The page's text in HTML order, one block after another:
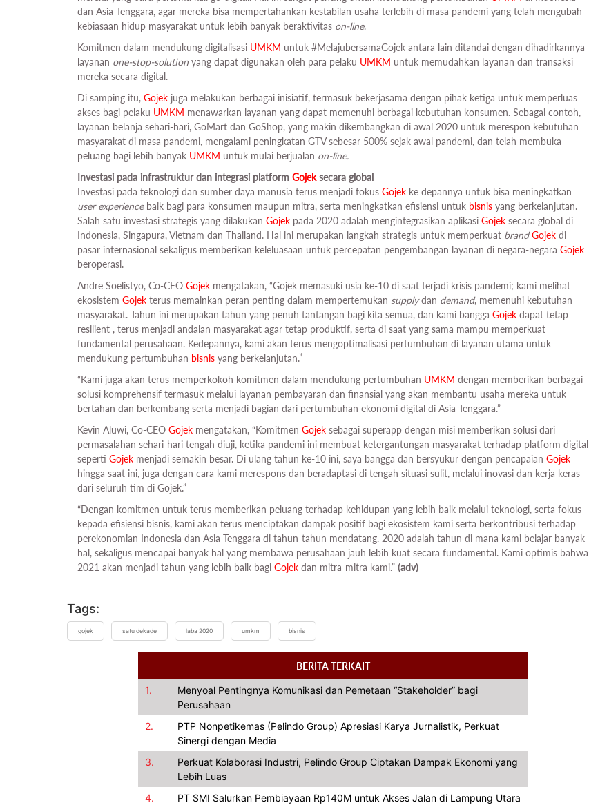
dan Asia Tenggara, agar mereka bisa mempertahankan kestabilan usaha terlebih di masa pandemi yang telah mengubah
kebiasaan hidup masyarakat untuk lebih banyak beraktivitas on-line.
Komitmen dalam mendukung digitalisasi UMKM untuk #MelajubersamaGojek antara lain ditandai dengan dihadirkannya
layanan one-stop-solution yang dapat digunakan oleh para pelaku UMKM untuk memudahkan layanan dan transaksi
mereka secara digital.
Di samping itu, Gojek juga melakukan berbagai inisiatif, termasuk bekerjasama dengan pihak ketiga untuk memperluas
akses bagi pelaku UMKM menawarkan layanan yang dapat memenuhi berbagai kebutuhan konsumen. Sebagai contoh,
layanan belanja sehari-hari, GoMart dan GoShop, yang makin dikembangkan di awal 2020 untuk merespon kebutuhan
masyarakat di masa pandemi, mengalami peningkatan GTV sebesar 500% sejak awal pandemi, dan telah membuka
peluang bagi lebih banyak UMKM untuk mulai berjualan on-line.
Investasi pada infrastruktur dan integrasi platform Gojeksecara global
Investasi pada teknologi dan sumber daya manusia terus menjadi fokus Gojek ke depannya untuk bisa meningkatkan
user experiencebaik bagi para konsumen maupun mitra, serta meningkatkan efisiensi untuk bisnis yang berkelanjutan.
Salah satu investasi strategis yang dilakukan Gojek pada 2020 adalah mengintegrasikan aplikasi Gojek secara global di
Indonesia, Singapura, Vietnam dan Thailand. Hal ini merupakan langkah strategis untuk memperkuat brand Gojek di
pasar internasional sekaligus memberikan keleluasaan untuk percepatan pengembangan layanan di negara-negara Gojek
beroperasi.
Andre Soelistyo, Co-CEO Gojek mengatakan, “Gojek memasuki usia ke-10 di saat terjadi krisis pandemi; kami melihat
ekosistem Gojek terus memainkan peran penting dalam mempertemukan supplydan demand, memenuhi kebutuhan
masyarakat. Tahun ini merupakan tahun yang penuh tantangan bagi kita semua, dan kami bangga Gojek dapat tetap
resilient , terus menjadi andalan masyarakat agar tetap produktif, serta di saat yang sama mampu memperkuat
fundamental perusahaan. Kedepannya, kami akan terus mengoptimalisasi pertumbuhan di layanan utama untuk
mendukung pertumbuhan bisnis yang berkelanjutan.”
“Kami juga akan terus memperkokoh komitmen dalam mendukung pertumbuhan UMKM dengan memberikan berbagai
solusi komprehensif termasuk melalui layanan pembayaran dan finansial yang akan membantu usaha mereka untuk
bertahan dan berkembang serta menjadi bagian dari pertumbuhan ekonomi digital di Asia Tenggara.”
Kevin Aluwi, Co-CEO Gojek mengatakan, “Komitmen Gojek sebagai superapp dengan misi memberikan solusi dari
permasalahan sehari-hari tengah diuji, ketika pandemi ini membuat ketergantungan masyarakat terhadap platform digital
seperti Gojek menjadi semakin besar. Di ulang tahun ke-10 ini, saya bangga dan bersyukur dengan pencapaian Gojek
hingga saat ini, juga dengan cara kami merespons dan beradaptasi di tengah situasi sulit, melalui inovasi dan kerja keras
dari seluruh tim di Gojek.”
“Dengan komitmen untuk terus memberikan peluang terhadap kehidupan yang lebih baik melalui teknologi, serta fokus
kepada efisiensi bisnis, kami akan terus menciptakan dampak positif bagi ekosistem kami serta berkontribusi terhadap
perekonomian Indonesia dan Asia Tenggara di tahun-tahun mendatang. 2020 adalah tahun di mana kami belajar banyak
hal, sekaligus mencapai banyak hal yang membawa perusahaan jauh lebih kuat secara fundamental. Kami optimis bahwa
2021 akan menjadi tahun yang lebih baik bagi Gojek dan mitra-mitra kami.” (adv)
Tags:
gojek satu dekade laba 2020 umkm bisnis
BERITA TERKAIT
1.
Menyoal Pentingnya Komunikasi dan Pemetaan “Stakeholder” bagi
Perusahaan
2.
PTP Nonpetikemas (Pelindo Group) Apresiasi Karya Jurnalistik, Perkuat
Sinergi dengan Media
3.
Perkuat Kolaborasi Industri, Pelindo Group Ciptakan Dampak Ekonomi yang
Lebih Luas
4.
PT SMI Salurkan Pembiayaan Rp140M untuk Akses Jalan di Lampung Utara